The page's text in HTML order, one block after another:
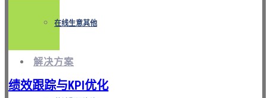
在线生意其他
解决方案
绩效跟踪与KPI优化